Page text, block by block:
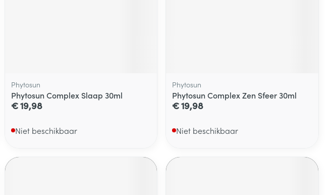
Phytosun
Phytosun Complex Slaap 30ml
€ 19,98
Niet beschikbaar
Phytosun
Phytosun Complex Zen Sfeer 30ml
€ 19,98
Niet beschikbaar